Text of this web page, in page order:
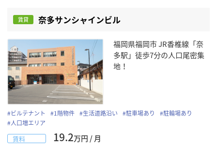
賃貸 奈多サンシャインビル
福岡県福岡市 JR香椎線「奈
多駅」徒歩7分の人口尾密集
地！
#ビルテナント #1階物件 #生活道路沿い #駐車場あり #駐輪場あり
#人口増エリア
賃料 19.2万円 / 月